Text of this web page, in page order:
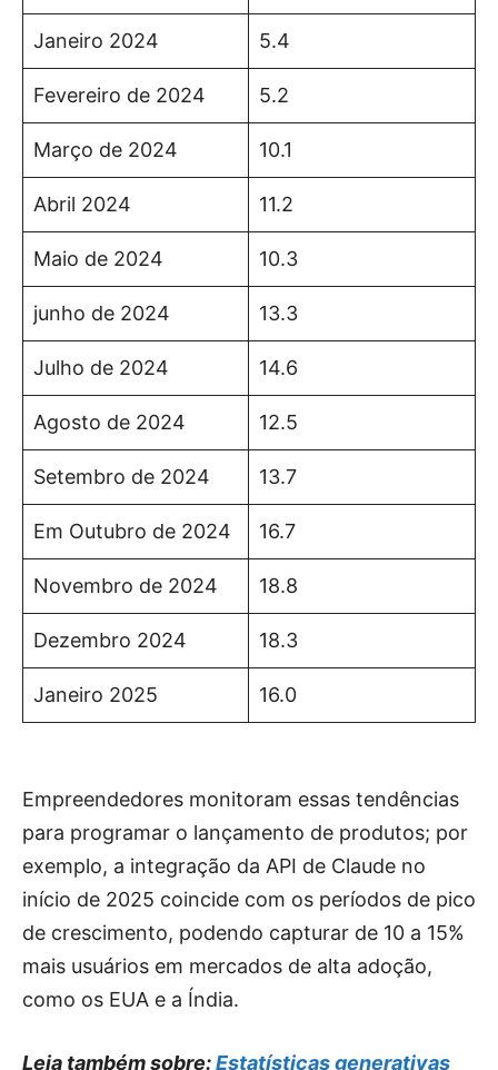
Janeiro 2024 5.4
Fevereiro de 2024 5.2
Março de 2024 10.1
Abril 2024 11.2
Maio de 2024 10.3
junho de 2024 13.3
Julho de 2024 14.6
Agosto de 2024 12.5
Setembro de 2024 13.7
Em Outubro de 2024 16.7
Novembro de 2024 18.8
Dezembro 2024 18.3
Janeiro 2025 16.0
Empreendedores monitoram essas tendências
para programar o lançamento de produtos; por
exemplo, a integração da API de Claude no
início de 2025 coincide com os períodos de pico
de crescimento, podendo capturar de 10 a 15%
mais usuários em mercados de alta adoção,
como os EUA e a Índia.
Leia também sobre:Estatísticas generativas